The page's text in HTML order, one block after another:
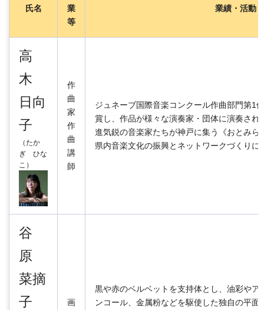
氏名
業
等
業績・活動
高
木
日向
子
（たか
ぎ ひな
こ）
作
曲
家
作
曲
講
師
ジュネーブ国際音楽コンクール作曲部門第1
賞し、作品が様々な演奏家・団体に演奏さ
進気鋭の音楽家たちが神戸に集う《おとみら
県内音楽文化の振興とネットワークづくりに
谷
原
菜摘
子
画
黒や赤のベルベットを支持体とし、油彩や
ンコール、金属粉などを駆使した独自の平